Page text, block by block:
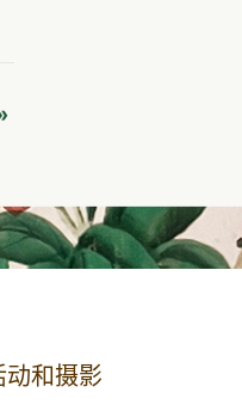
和摄影